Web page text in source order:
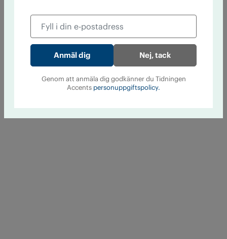
Nej, tack
Genom att anmäla dig godkänner du Tidningen
Accents personuppgiftspolicy.